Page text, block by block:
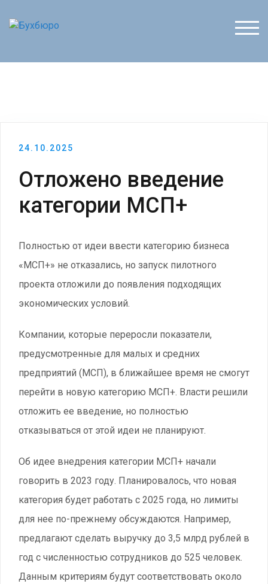
24.10.2025
Отложено введение
категории МСП+
Полностью от идеи ввести категорию бизнеса
«МСП+» не отказались, но запуск пилотного
проекта отложили до появления подходящих
экономических условий.
Компании, которые переросли показатели,
предусмотренные для малых и средних
предприятий (МСП), в ближайшее время не смогут
перейти в новую категорию МСП+. Власти решили
отложить ее введение, но полностью
отказываться от этой идеи не планируют.
Об идее внедрения категории МСП+ начали
говорить в 2023 году. Планировалось, что новая
категория будет работать с 2025 года, но лимиты
для нее по-прежнему обсуждаются. Например,
предлагают сделать выручку до 3,5 млрд рублей в
год с численностью сотрудников до 525 человек.
Данным критериям будут соответствовать около